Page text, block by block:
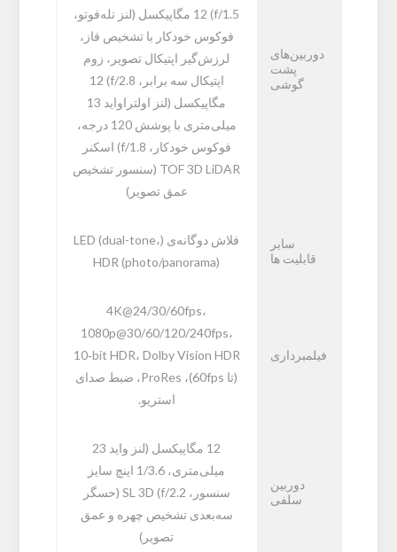
دوربین‌های
پشت
گوشی
f/1.5) 12 مگاپیکسل (لنز تله‌فوتو،
فوکوس خودکار با تشخیص فاز،
لرزش‌گیر اپتیکال تصویر، زوم
اپتیکال سه برابر، f/2.8) 12
مگاپیکسل (لنز اولتراواید 13
میلی‌متری با پوشش 120 درجه،
فوکوس خودکار، f/1.8) اسکنر
TOF 3D LiDAR (سنسور تشخیص
عمق تصویر)
سایر
قابلیت ها
فلاش دوگانه‌ی (LED (dual-tone،
HDR (photo/panorama)
فیلمبرداری
4K@24/30/60fps،
1080p@30/60/120/240fps،
10‑bit HDR، Dolby Vision HDR
(تا 60fps)، ProRes، ضبط صدای
استریو.
دوربین
سلفی
12 مگاپیکسل (لنز واید 23
میلی‌متری، 1/3.6 اینچ سایز
سنسور، f/2.2) SL 3D (حسگر
سه‌بعدی تشخیص چهره و عمق
تصویر)